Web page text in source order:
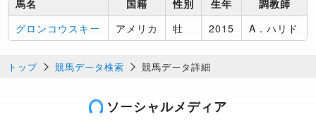
馬名 国籍 性別 生年
調教師
グロンコウスキー
アメリカ 牡 2015 A．ハリド
トップ 競馬データ検索 競馬データ詳細
ソーシャルメディア